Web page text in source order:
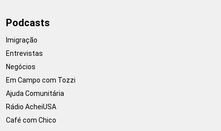
Podcasts
Imigração
Entrevistas
Negócios
Em Campo com Tozzi
Ajuda Comunitária
Rádio AcheiUSA
Café com Chico